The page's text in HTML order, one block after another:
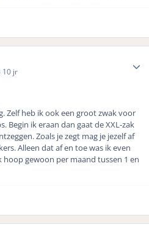
10 jr
Zelf heb ik ook een groot zwak voor
Begin ik eraan dan gaat de XXL-zak
Zoals je zegt mag je jezelf af
Alleen dat af en toe was ik even
gewoon per maand tussen 1 en